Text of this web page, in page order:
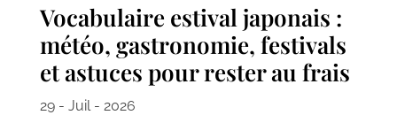
Vocabulaire estival japonais :
météo, gastronomie, festivals
et astuces pour rester au frais
29 - Juil - 2026